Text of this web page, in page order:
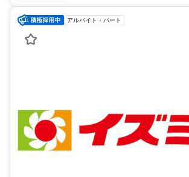
アルバイト・パート